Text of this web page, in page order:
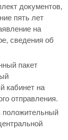
документов,
пять лет
на
сведения об
пакет
кабинет на
отправления.
положительный